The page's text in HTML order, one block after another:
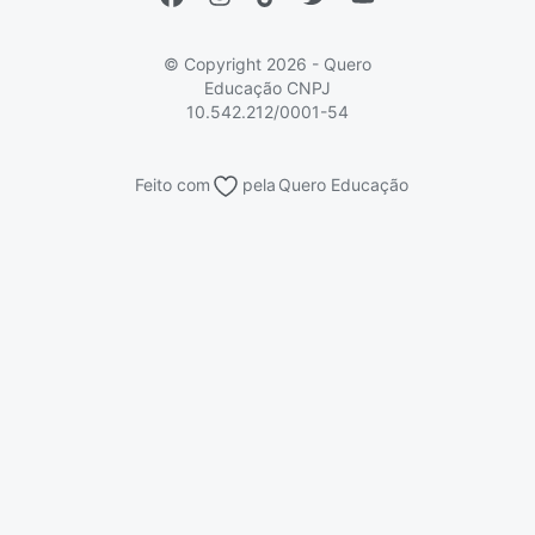
Vs Mais Estudo/Neora Educa Brasil
© Copyright 2026 - Quero
Educação CNPJ
10.542.212/0001-54
Feito com pelaQuero Educação